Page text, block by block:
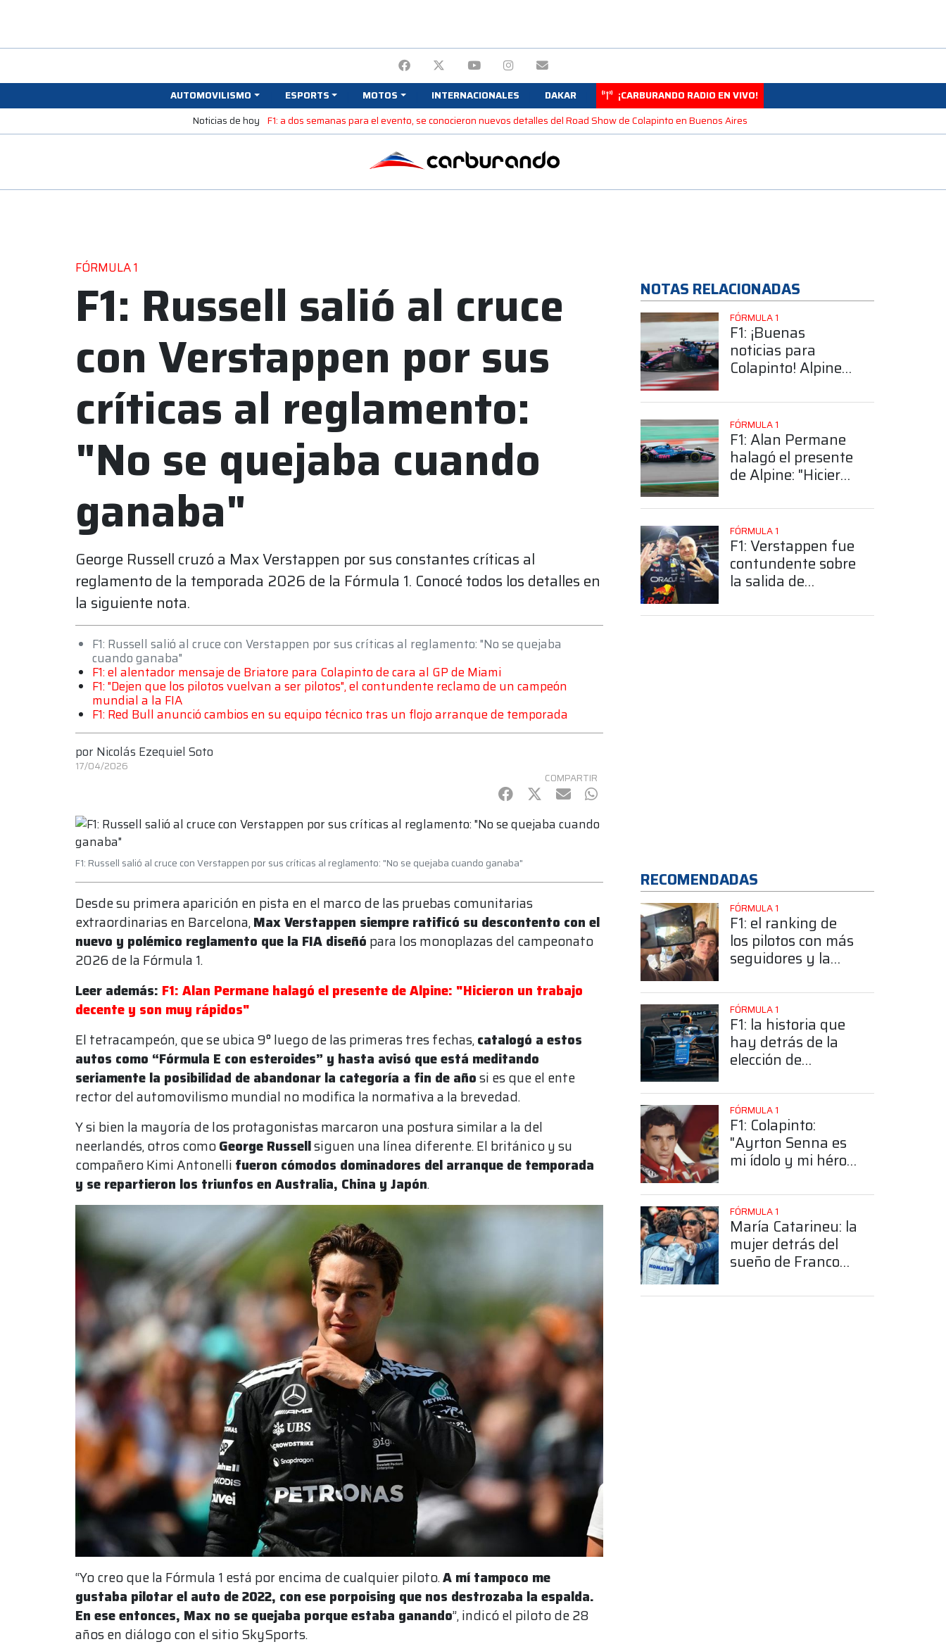
AUTOMOVILISMO ESPORTS MOTOS INTERNACIONALES DAKAR
¡CARBURANDO RADIO EN VIVO!
Noticias de hoy F1: a dos semanas para el evento, se conocieron nuevos detalles del Road Show de Colapinto en Buenos Aires
FÓRMULA 1
F1: Russell salió al cruce
con Verstappen por sus
críticas al reglamento:
"No se quejaba cuando
ganaba"
George Russell cruzó a Max Verstappen por sus constantes críticas al
reglamento de la temporada 2026 de la Fórmula 1. Conocé todos los detalles en
la siguiente nota.
F1: Russell salió al cruce con Verstappen por sus críticas al reglamento: "No se quejaba
cuando ganaba"
F1: el alentador mensaje de Briatore para Colapinto de cara al GP de Miami
F1: "Dejen que los pilotos vuelvan a ser pilotos", el contundente reclamo de un campeón
mundial a la FIA
F1: Red Bull anunció cambios en su equipo técnico tras un flojo arranque de temporada
por Nicolás Ezequiel Soto
17/04/2026
COMPARTIR
Facebook
Twitter
mail WhatsApp
F1: Russell salió al cruce con Verstappen por sus críticas al reglamento: "No se quejaba cuando ganaba"
Desde su primera aparición en pista en el marco de las pruebas comunitarias
extraordinarias en Barcelona,Max Verstappen siempre ratificó su descontento con el
nuevo y polémico reglamento que la FIA diseñó para los monoplazas del campeonato
2026 de la Fórmula 1.
Leer además: F1: Alan Permane halagó el presente de Alpine: "Hicieron un trabajo
decente y son muy rápidos"
El tetracampeón, que se ubica 9° luego de las primeras tres fechas,catalogó a estos
autos como “Fórmula E con esteroides” y hasta avisó que está meditando
seriamente la posibilidad de abandonar la categoría a fin de añosi es que el ente
rector del automovilismo mundial no modifica la normativa a la brevedad.
Y si bien la mayoría de los protagonistas marcaron una postura similar a la del
neerlandés, otros comoGeorge Russellsiguen una línea diferente. El británico y su
compañero Kimi Antonelli fueron cómodos dominadores del arranque de temporada
y se repartieron los triunfos en Australia, China y Japón.
“Yo creo que la Fórmula 1 está por encima de cualquier piloto.A mí tampoco me
gustaba pilotar el auto de 2022, con ese porpoising que nos destrozaba la espalda.
En ese entonces, Max no se quejaba porque estaba ganando”, indicó el piloto de 28
años en diálogo con el sitio SkySports.
NOTAS RELACIONADAS
FÓRMULA 1
F1: ¡Buenas
noticias para
Colapinto! Alpine
mejoras para el GP
de Miami
FÓRMULA 1
F1: Alan Permane
halagó el presente
de Alpine: "Hicieron
y son muy
rápidos"
FÓRMULA 1
F1: Verstappen fue
contundente sobre
la salida de
estúpido si no la
RECOMENDADAS
FÓRMULA 1
F1: el ranking de
los pilotos con más
seguidores y la
posición de
Colapinto
FÓRMULA 1
F1: la historia que
hay detrás de la
elección de
número 43
FÓRMULA 1
F1: Colapinto:
"Ayrton Senna es
mi ídolo y mi héroe
FÓRMULA 1
María Catarineu: la
mujer detrás del
sueño de Franco
Fórmula 1